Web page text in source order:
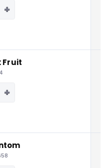
+
košíku
Fruit
+
košíku